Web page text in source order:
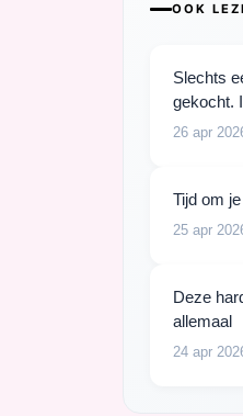
OOK
Slechts
gekocht.
26 apr
Tijd om
25 apr
Deze
allemaal
24 apr